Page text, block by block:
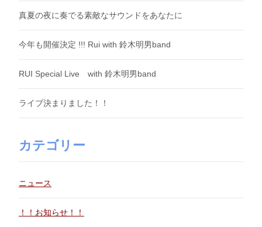
真夏の夜に奏でる素敵なサウンドをあなたに
今年も開催決定 !!! Rui with 鈴木明男band
RUI Special Live with 鈴木明男band
ライブ決まりました！！
カテゴリー
ニュース
！！お知らせ！！